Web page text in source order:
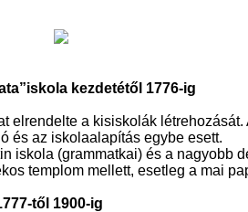
kezdetétől 1776-ig
a kisiskolák
és az iskolaalapítás egybe esett.
iskola (grammatkai) és a nagyobb
templom mellett, esetleg a mai
től 1900-ig